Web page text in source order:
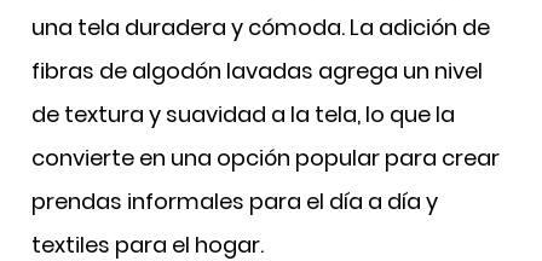
una tela duradera y cómoda. La adición de
fibras de algodón lavadas agrega un nivel
de textura y suavidad a la tela, lo que la
convierte en una opción popular para crear
prendas informales para el día a día y
textiles para el hogar.